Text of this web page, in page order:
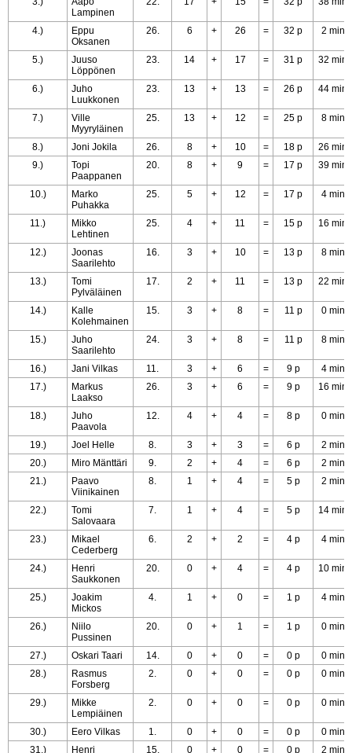
Lampinen
4.)
Eppu
Oksanen
26. 6 + 26 = 32 p 2 min
5.)
Juuso
Löppönen
23. 14 + 17 = 31 p 32 min
6.)
Juho
Luukkonen
23. 13 + 13 = 26 p 44 min
7.)
Ville
Myyryläinen
25. 13 + 12 = 25 p 8 min
8.) Joni Jokila 26. 8 + 10 = 18 p
26 min
9.)
Topi
Paappanen
20. 8 + 9 = 17 p 39 min
10.)
Marko
Puhakka
25. 5 + 12 = 17 p 4 min
11.)
Mikko
Lehtinen
25. 4 + 11 = 15 p 16 min
12.)
Joonas
Saarilehto
16. 3 + 10 = 13 p 8 min
13.)
Tomi
Pylväläinen
17. 2 + 11 = 13 p 22 min
14.)
Kalle
Kolehmainen
15. 3 + 8 = 11 p 0 min
15.)
Juho
Saarilehto
24. 3 + 8 = 11 p 8 min
16.) Jani Vilkas 11. 3 + 6 = 9 p
4 min
17.)
Markus
Laakso
26. 3 + 6 = 9 p 16 min
18.)
Juho
Paavola
12. 4 + 4 = 8 p 0 min
19.) Joel Helle 8. 3 + 3 = 6 p
2 min
20.)
Miro Mänttäri 9. 2 + 4 = 6 p
2 min
21.)
Paavo
Viinikainen
8. 1 + 4 = 5 p 2 min
22.)
Tomi
Salovaara
7. 1 + 4 = 5 p 14 min
23.)
Mikael
Cederberg
6. 2 + 2 = 4 p 4 min
24.)
Henri
Saukkonen
20. 0 + 4 = 4 p 10 min
25.)
Joakim
Mickos
4. 1 + 0 = 1 p 4 min
26.)
Niilo
Pussinen
20. 0 + 1 = 1 p 0 min
27.) Oskari Taari 14. 0 + 0 = 0 p
0 min
28.)
Rasmus
Forsberg
2. 0 + 0 = 0 p 0 min
29.)
Mikke
Lempiäinen
2. 0 + 0 = 0 p 0 min
30.) Eero Vilkas 1. 0 + 0 = 0 p
0 min
31.)
Henri
15. 0 + 0 = 0 p 2 min